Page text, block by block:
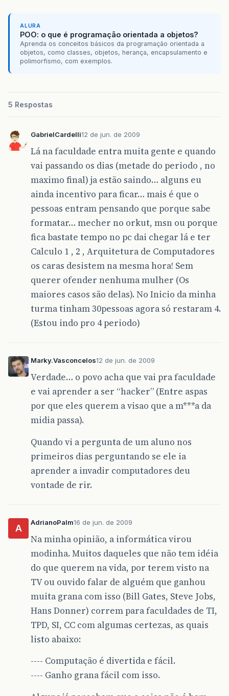
ALURA
POO: o que é programação orientada a objetos?
Aprenda os conceitos básicos da programação orientada a
objetos, como classes, objetos, herança, encapsulamento e
polimorfismo, com exemplos.
5 Respostas
GabrielCardelli12 de jun. de 2009
Lá na faculdade entra muita gente e quando
vai passando os dias (metade do periodo , no
maximo final) ja estão saindo… alguns eu
ainda incentivo para ficar… mais é que o
pessoas entram pensando que porque sabe
formatar… mecher no orkut, msn ou porque
fica bastate tempo no pc dai chegar lá e ter
Calculo 1 , 2 , Arquitetura de Computadores
os caras desistem na mesma hora! Sem
querer ofender nenhuma mulher (Os
maiores casos são delas). No Inicio da minha
turma tinham 30pessoas agora só restaram 4.
(Estou indo pro 4 periodo)
Marky.Vasconcelos12 de jun. de 2009
Verdade… o povo acha que vai pra faculdade
e vai aprender a ser “hacker” (Entre aspas
por que eles querem a visao que a m***a da
midia passa).
Quando vi a pergunta de um aluno nos
primeiros dias perguntando se ele ia
aprender a invadir computadores deu
vontade de rir.
A
AdrianoPalm16 de jun. de 2009
Na minha opinião, a informática virou
modinha. Muitos daqueles que não tem idéia
do que querem na vida, por terem visto na
TV ou ouvido falar de alguém que ganhou
muita grana com isso (Bill Gates, Steve Jobs,
Hans Donner) correm para faculdades de TI,
TPD, SI, CC com algumas certezas, as quais
listo abaixo:
---- Computação é divertida e fácil.
---- Ganho grana fácil com isso.